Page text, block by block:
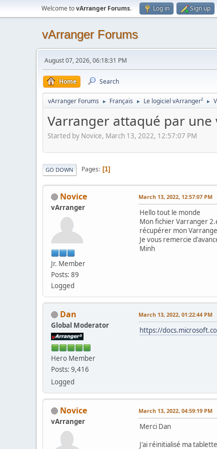
Welcome tovArranger Forums. Log in Sign up
vArranger Forums
August 07, 2026, 06:18:31 PM
Home Search
vArranger Forums ► Français ► Le logiciel vArranger² ►
Varranger attaqué par une
Started by Novice, March 13, 2022, 12:57:07 PM
GO DOWN Pages 1
Novice
vArranger
Jr. Member
Posts: 89
Logged
March 13, 2022, 12:57:07 PM
Hello tout le monde
Mon fichier Varranger
récupérer mon
Je vous remercie
Minh
Dan
Global Moderator
Hero Member
Posts: 9,416
Logged
March 13, 2022, 01:22:44 PM
https://
Novice
vArranger
March 13, 2022, 04:59:19 PM
Merci Dan
J'ai réinitialisé ma